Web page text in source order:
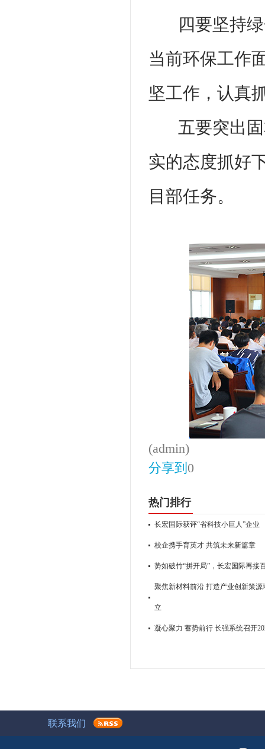
四要坚持
当前环保工作
坚工作，认真
五要突出
实的态度抓好
目部任务。
(admin)
分享到 0
热门排行
长宏国际获评“省科技小巨人”企业
校企携手育英才 共筑未来新篇章
势如破竹“拼开局”，长宏国际再接
聚焦新材料前沿 打造产业创新策
立
凝心聚力 蓄势前行 长强系统召开
联系我们